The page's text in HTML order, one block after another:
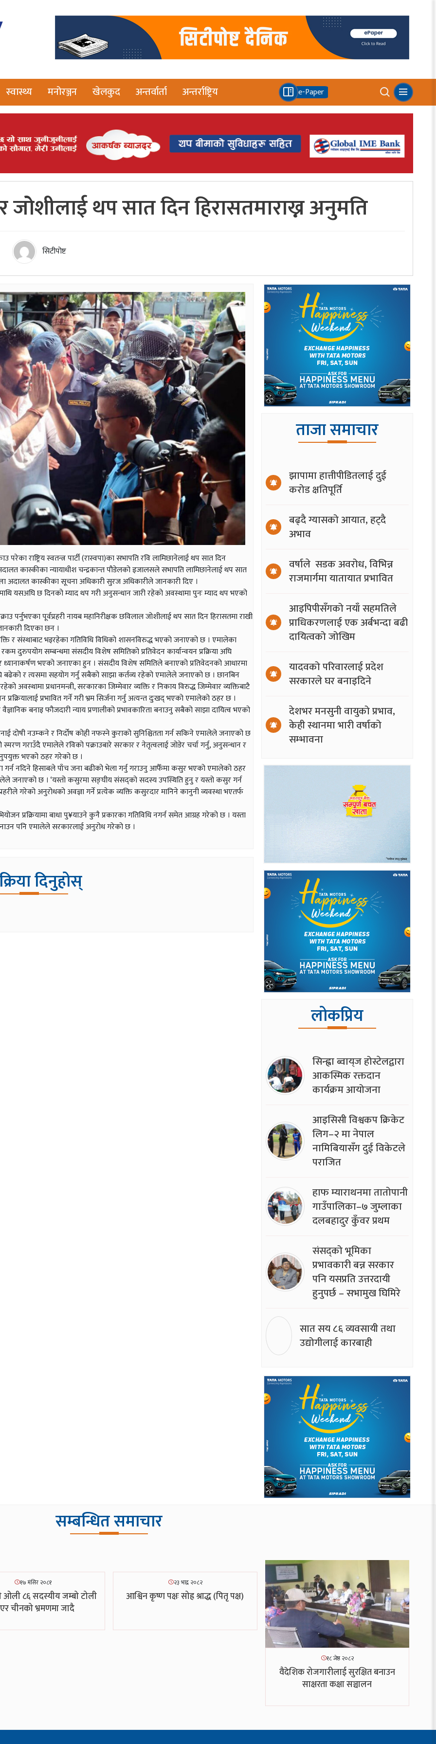
स्वास्थ्य मनोरञ्जन खेलकुद अन्तर्वार्ता अन्तर्राष्ट्रिय e-Paper
जोशीलाई थप सात दिन हिरासतमाराख्न अनुमति
सिटीपोष्ट
राष्ट्रिय स्वतन्त्र पार्टी (रास्वपा)का सभापति रवि लामिछानेलाई थप सात दिन
कास्कीका न्यायाधीश चन्द्रकान्त पौडेलको इजालसले सभापति लामिछानेलाई थप सात
अदालत कास्कीका सूचना अधिकारी सुरज अधिकारीले जानकारी दिए ।
यसअघि छ दिनको म्याद थप गरी अनुसन्धान जारी रहेको अवस्थामा पुनः म्याद थप भएको
पूर्वप्रहरी नायब महानिरीक्षक छविलाल जोशीलाई थप सात दिन हिरासतमा राखी
दिएका छन ।
र संस्थाबाट भइरहेका गतिविधि विधिको शासनविरुद्ध भएको जनाएको छ । एमालेका
दुरुपयोग सम्बन्धमा संसदीय विशेष समितिको प्रतिवेदन कार्यान्वयन प्रक्रिया अघि
ध्यानाकर्षण भएको जनाएका हुन । संसदीय विशेष समितिले बनाएको प्रतिवेदनको आधारमा
बढेको र त्यसमा सहयोग गर्नु सबैको साझा कर्तव्य रहेको एमालेले जनाएको छ । छानबिन
अवस्थामा प्रधानमन्त्री, सरकारका जिम्मेवार व्यक्ति र निकाय विरुद्ध जिम्मेवार व्यक्तिबाटै
प्रभावित गर्ने गरी भ्रम सिर्जना गर्नु अत्यन्त दुःखद् भएको एमालेको ठहर छ ।
बनाइ फौजदारी न्याय प्रणालीको प्रभावकारिता बनाउनु सबैको साझा दायित्व भएको
दोषी नउम्कने र निर्दोष कोही नफस्ने कुराको सुनिश्चितता गर्न सकिने एमालेले जनाएको छ
गराउँदै एमालेले रविको पक्राउबारे सरकार र नेतृत्वलाई जोडेर चर्चा गर्नु, अनुसन्धान र
भएको ठहर गरेको छ ।
गर्न नदिने हिसाबले पाँच जना बढीको भेला गर्नु गराउनु आफैँमा कसुर भएको एमालेको ठहर
जनाएको छ । ‘यस्तो कसुरमा सङ्घीय संसद्को सदस्य उपस्थिति हुनु र यस्तो कसुर गर्न
गरेको अनुरोधको अवज्ञा गर्ने प्रत्येक व्यक्ति कसुरदार मानिने कानुनी व्यवस्था भएतर्फ
प्रक्रियामा बाधा पु¥याउने कुनै प्रकारका गतिविधि नगर्न समेत आग्रह गरेको छ । यस्ता
पनि एमालेले सरकारलाई अनुरोध गरेको छ ।
दिनुहोस्
ताजा समाचार
झापामा हात्तीपीडितलाई दुई
करोड क्षतिपूर्ति
बढ्दै ग्यासको आयात, हट्दै
अभाव
वर्षाले सडक अवरोध, विभिन्न
राजमार्गमा यातायात प्रभावित
आइपिपीसँगको नयाँ सहमतिले
प्राधिकरणलाई एक अर्बभन्दा बढी
दायित्वको जोखिम
यादवको परिवारलाई प्रदेश
सरकारले घर बनाइदिने
देशभर मनसुनी वायुको प्रभाव,
केही स्थानमा भारी वर्षाको
सम्भावना
लोकप्रिय
सिन्ह्वा ब्वाय्‌ज होस्टेलद्वारा
आकस्मिक रक्तदान
कार्यक्रम आयोजना
आइसिसी विश्वकप क्रिकेट
लिग–२ मा नेपाल
नामिबियासँग दुई विकेटले
पराजित
हाफ म्याराथनमा तातोपानी
गाउँपालिका–७ जुम्लाका
दलबहादुर कुँवर प्रथम
संसद्को भूमिका
प्रभावकारी बन्न सरकार
पनि यसप्रति उत्तरदायी
हुनुपर्छ – सभामुख घिमिरे
सात सय ८६ व्यवसायी तथा
उद्योगीलाई कारबाही
सम्बन्धित समाचार
१७ मंसिर २०८१
ओली ८६ सदस्यीय जम्बो टोली
चीनको भ्रमणमा जादै
२३ भाद्र २०८२
आश्विन कृष्ण पक्षः सोह्र श्राद्ध (पितृ पक्ष)
१८ जेष्ठ २०८२
वैदेशिक रोजगारीलाई सुरक्षित बनाउन
साक्षरता कक्षा सञ्चालन